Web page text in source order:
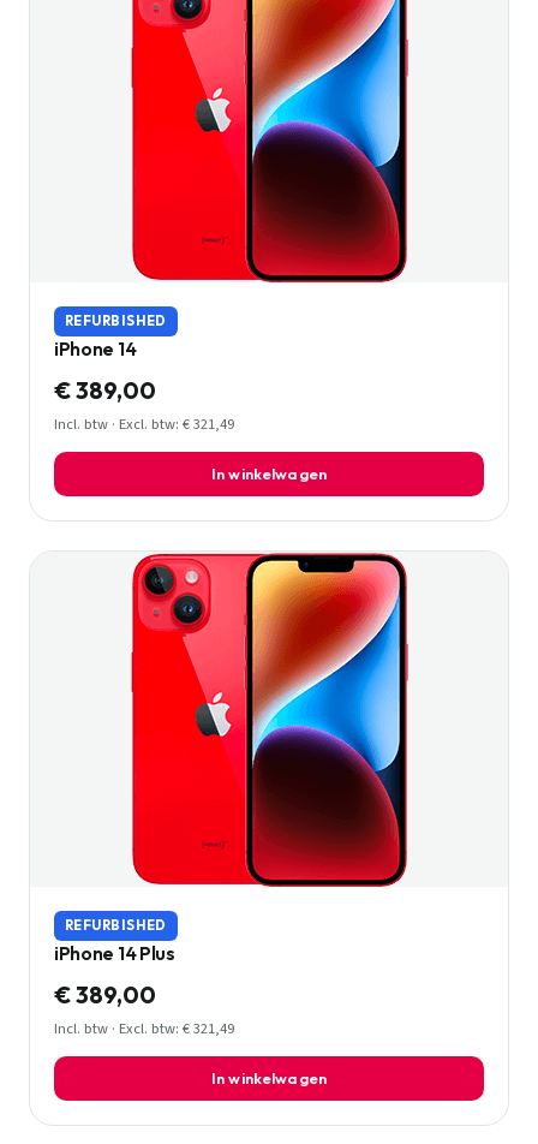
REFURBISHED
iPhone 14
€ 389,00
Incl. btw · Excl. btw: € 321,49
In winkelwagen
REFURBISHED
iPhone 14 Plus
€ 389,00
Incl. btw · Excl. btw: € 321,49
In winkelwagen